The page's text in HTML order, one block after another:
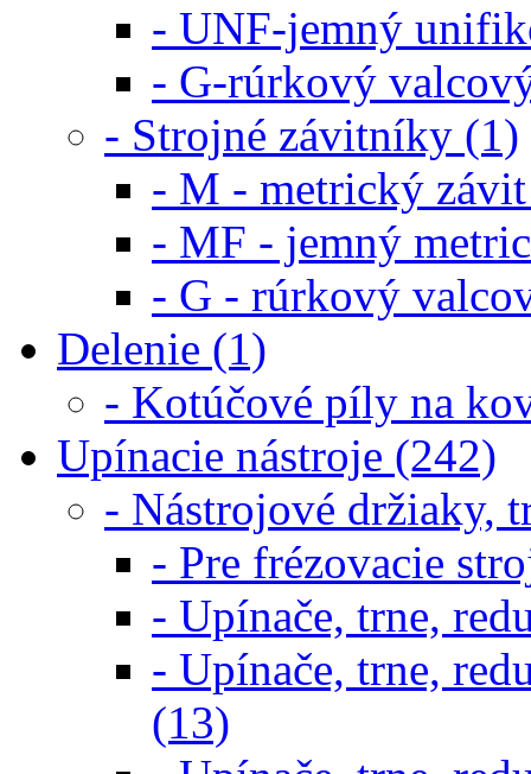
- UNF-jemný
- G-rúrkový
- Strojné závitníky (1)
- M - metrický
- MF - jemný
- G - rúrkový
Delenie (1)
- Kotúčové píly na
Upínacie nástroje (242)
- Nástrojové držiaky,
- Pre frézovacie
- Upínače, trne,
- Upínače, trne,
(13)